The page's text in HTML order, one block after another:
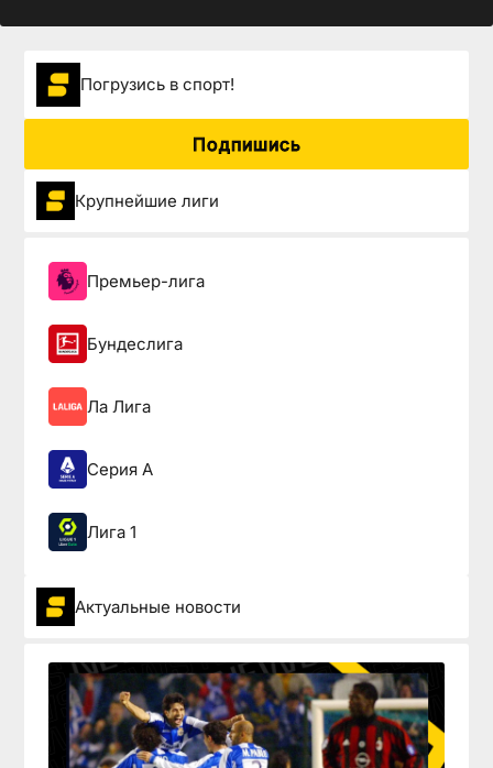
Погрузиcь в спорт!
Подпишись
Крупнейшие лиги
Премьер-лига
Бундеслига
Ла Лига
Серия А
Лига 1
Актуальные новости